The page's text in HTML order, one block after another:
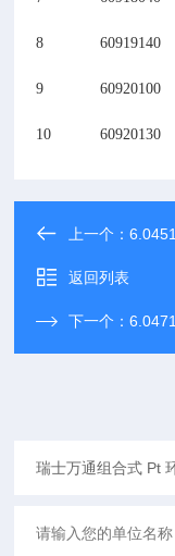
8 60919140
9 60920100
10 60920130
上一个：
返回列表
下一个：